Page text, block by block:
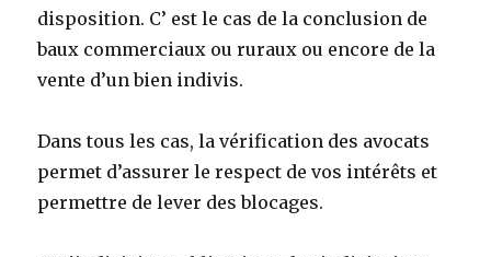
disposition. C’ est le cas de la conclusion de
baux commerciaux ou ruraux ou encore de la
vente d’un bien indivis.
Dans tous les cas, la vérification des avocats
permet d’assurer le respect de vos intérêts et
permettre de lever des blocages.